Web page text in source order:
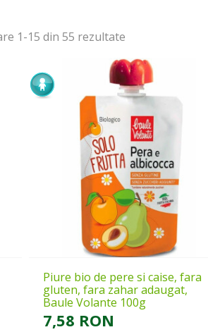
1-15 din 55 rezultate
Piure bio de pere si caise, fara
gluten, fara zahar adaugat,
Baule Volante 100g
7,58 RON